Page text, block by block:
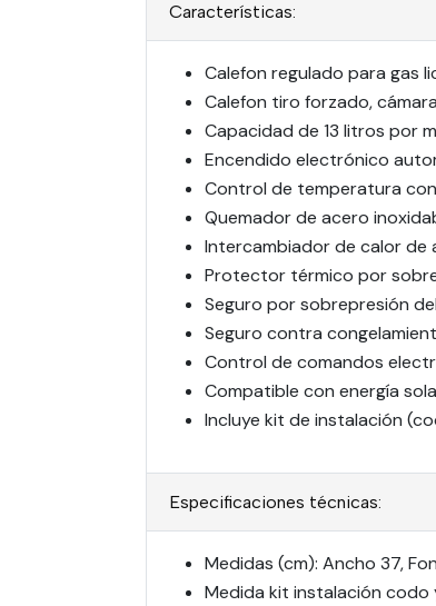
Características:
Calefon regulado para gas
Calefon tiro forzado,
Capacidad de 13 litros por
Encendido electrónico
Control de temperatura
Quemador de acero
Intercambiador de calor de
Protector térmico por
Seguro por sobrepresión
Seguro contra
Control de comandos
Compatible con energía
Incluye kit de instalación
Especificaciones técnicas:
Medidas (cm): Ancho 37,
Medida kit instalación codo